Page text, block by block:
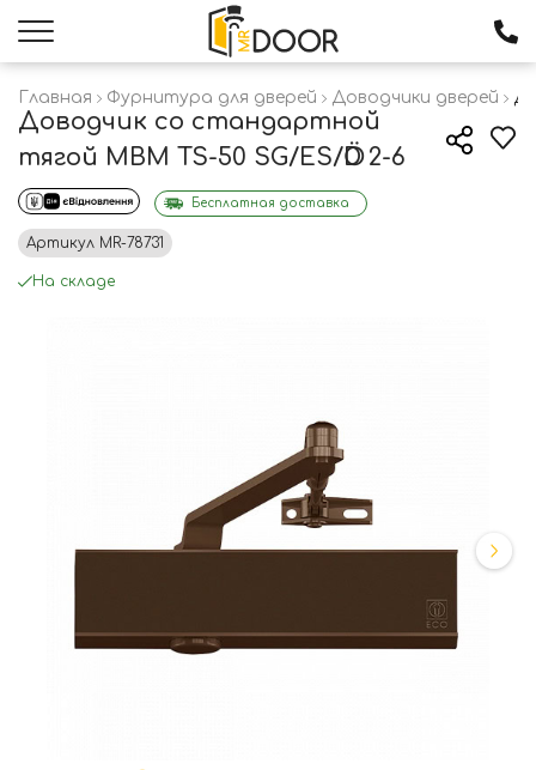
Главная Фурнитура для дверей Доводчики дверей
Доводчик со стандартной
тягой MBM TS-50 SG/ES/ӦD 2-6
Бесплатная доставка
Артикул MR-78731
На складе